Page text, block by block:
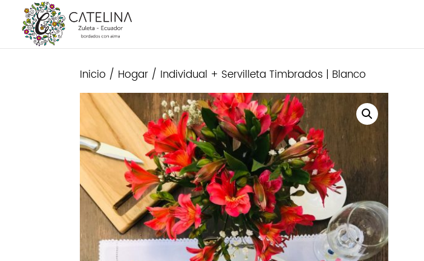
Inicio / Hogar / Individual + Servilleta Timbrados | Blanco